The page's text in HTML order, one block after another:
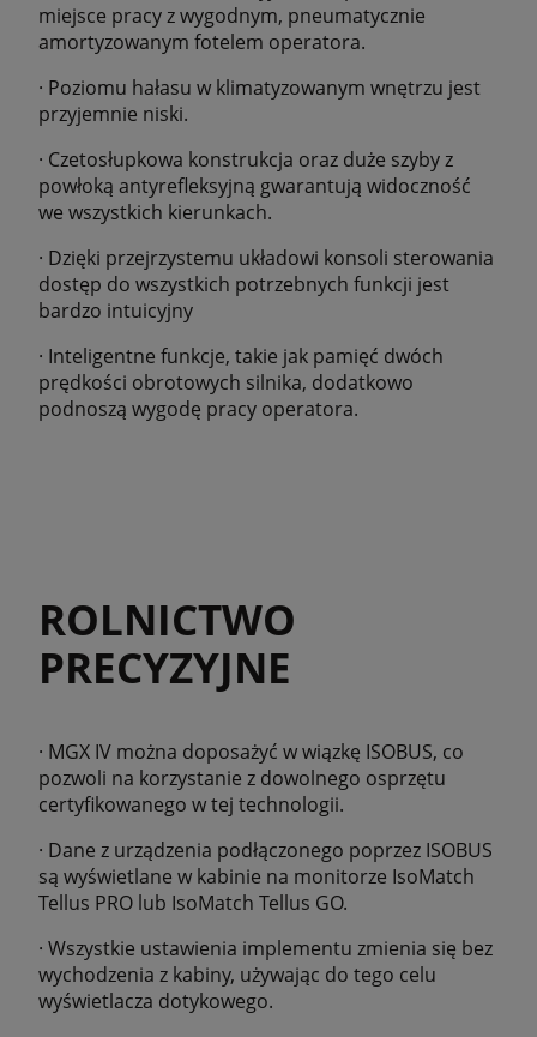
miejsce pracy z wygodnym, pneumatycznie
amortyzowanym fotelem operatora.
· Poziomu hałasu w klimatyzowanym wnętrzu jest
przyjemnie niski.
· Czetosłupkowa konstrukcja oraz duże szyby z
powłoką antyrefleksyjną gwarantują widoczność
we wszystkich kierunkach.
· Dzięki przejrzystemu układowi konsoli sterowania
dostęp do wszystkich potrzebnych funkcji jest
bardzo intuicyjny
· Inteligentne funkcje, takie jak pamięć dwóch
prędkości obrotowych silnika, dodatkowo
podnoszą wygodę pracy operatora.
ROLNICTWO
PRECYZYJNE
· MGX IV można doposażyć w wiązkę ISOBUS, co
pozwoli na korzystanie z dowolnego osprzętu
certyfikowanego w tej technologii.
· Dane z urządzenia podłączonego poprzez ISOBUS
są wyświetlane w kabinie na monitorze IsoMatch
Tellus PRO lub IsoMatch Tellus GO.
· Wszystkie ustawienia implementu zmienia się bez
wychodzenia z kabiny, używając do tego celu
wyświetlacza dotykowego.